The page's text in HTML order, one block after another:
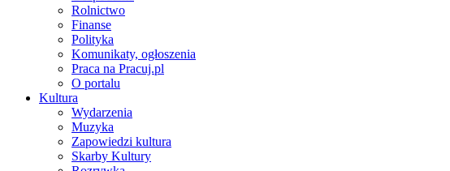
Rolnictwo
Finanse
Polityka
Komunikaty, ogłoszenia
Praca na Pracuj.pl
O portalu
Kultura
Wydarzenia
Muzyka
Zapowiedzi kultura
Skarby Kultury